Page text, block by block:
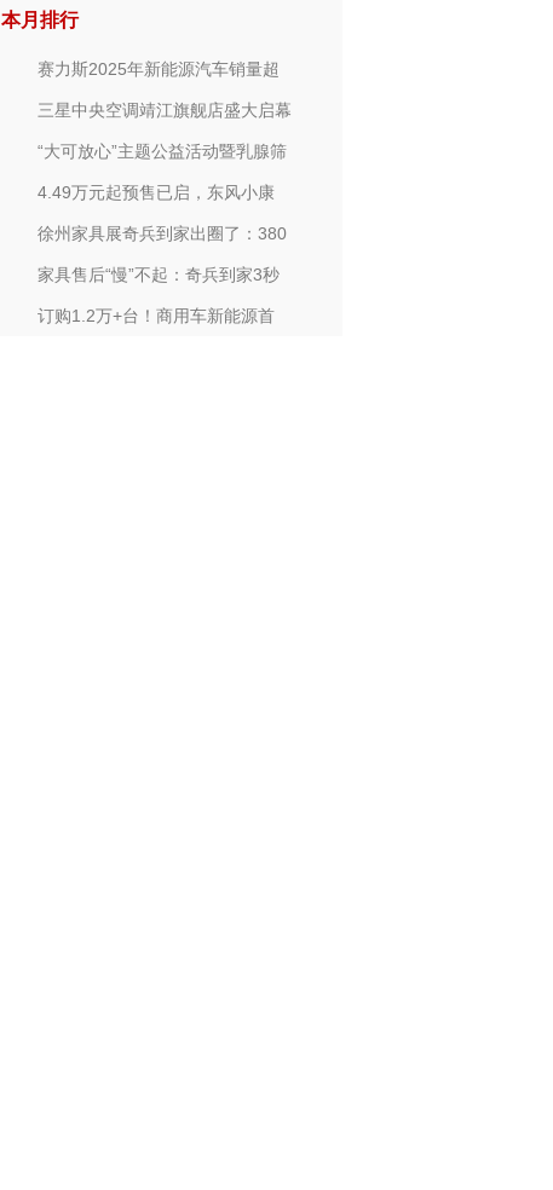
本月排行
赛力斯2025年新能源汽车销量超
三星中央空调靖江旗舰店盛大启幕
“大可放心”主题公益活动暨乳腺筛
4.49万元起预售已启，东风小康
徐州家具展奇兵到家出圈了：380
家具售后“慢”不起：奇兵到家3秒
订购1.2万+台！商用车新能源首